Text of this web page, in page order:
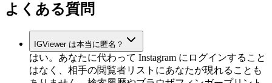
よくある質問
IGViewer は本当に匿名？
はい。あなたに代わって Instagram にログインすること
はなく、相手の閲覧者リストにあなたが現れることも